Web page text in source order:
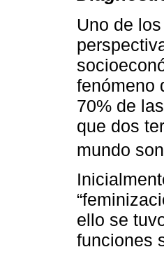
Uno de
fenómeno
70% de
que dos
mundo
ello se
funciones